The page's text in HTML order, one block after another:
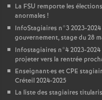
La FSU remporte les élections
anormales !
InfoStagiaires n°3 2023-
gouvernement, stage du 28
Infostagiaires n°4 2023-
projeter vers la rentrée
Enseignant·es etCPE
Créteil 2024-2025
La liste des stagiaires